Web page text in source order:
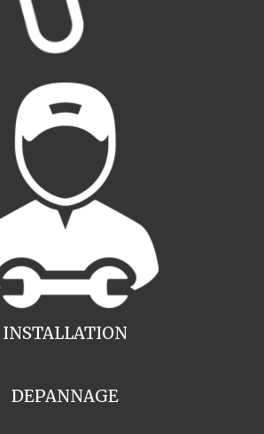
INSTALLATION
DEPANNAGE